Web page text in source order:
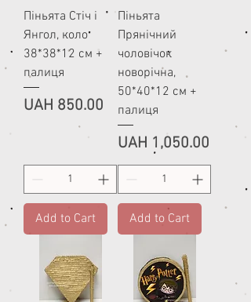
Піньята Стіч і
Янгол, коло
38*38*12 см +
палиця
Price
UAH 850.00
Add to Cart
Піньята
Прянічний
чоловічок
новорічна,
50*40*12 см +
палиця
Price
UAH 1,050.00
Add to Cart